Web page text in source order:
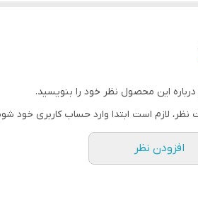
این محصول نظر خود را بنویسید.
نظر، لازم است ابتدا وارد حساب کاربری خود
افزودن نظر